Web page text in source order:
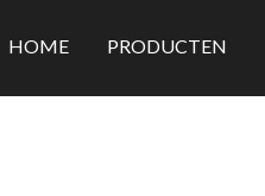
HOME PRODUCTEN